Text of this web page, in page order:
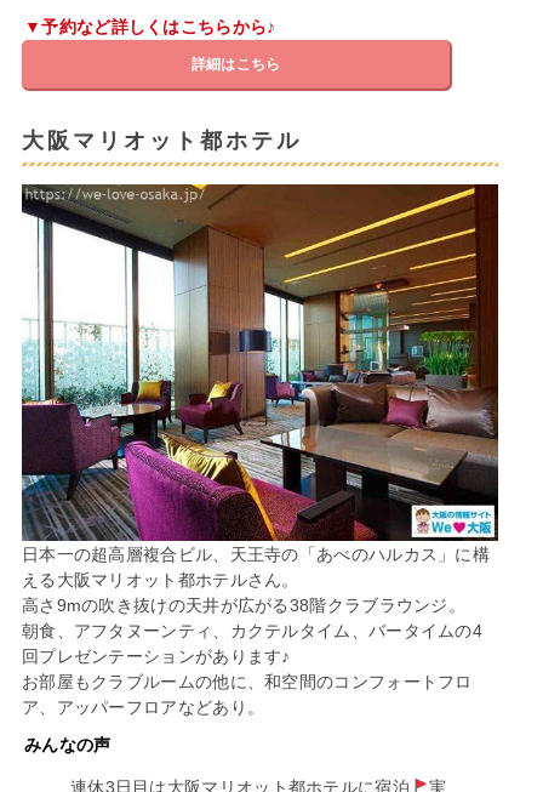
▼予約など詳しくはこちらから♪
詳細はこちら
大阪マリオット都ホテル
日本一の超高層複合ビル、天王寺の「あべのハルカス」に構
える大阪マリオット都ホテルさん。
高さ9mの吹き抜けの天井が広がる38階クラブラウンジ。
朝食、アフタヌーンティ、カクテルタイム、バータイムの4
回プレゼンテーションがあります♪
お部屋もクラブルームの他に、和空間のコンフォートフロ
ア、アッパーフロアなどあり。
みんなの声
連休3日目は大阪マリオット都ホテルに宿泊
実